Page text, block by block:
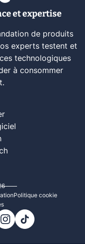
et expertise
de produits
experts testent et
technologiques
à consommer
Politique cookie